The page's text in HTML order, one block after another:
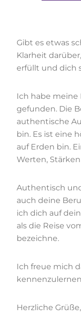
Gibt es etwas
Klarheit
erfüllt und dich
Ich habe
gefunden. Die
authentische
bin. Es ist eine
auf Erden bin.
Werten,
Authentisch
auch deine
ich dich auf
als die Reise
bezeichne.
Ich freue mich
Herzliche Grüße,